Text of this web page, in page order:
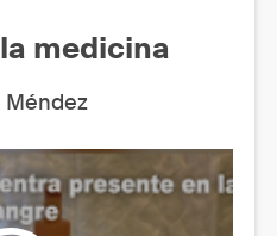
medicina
Méndez